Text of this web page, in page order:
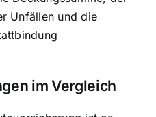
Unfällen und die
im Vergleich